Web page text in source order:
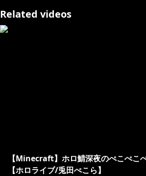
/ usadapekora
▷メンバーシップはじめました！！
Related videos
【Minecraft】ホロ鯖深夜のぺこぺこ
【ホロライブ/兎田ぺこら】